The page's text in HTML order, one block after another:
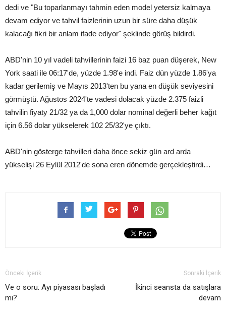
dedi ve "Bu toparlanmayı tahmin eden model yetersiz kalmaya
devam ediyor ve tahvil faizlerinin uzun bir süre daha düşük
kalacağı fikri bir anlam ifade ediyor" şeklinde görüş bildirdi.
ABD'nin 10 yıl vadeli tahvillerinin faizi 16 baz puan düşerek, New
York saati ile 06:17'de, yüzde 1.98'e indi. Faiz dün yüzde 1.86'ya
kadar gerilemiş ve Mayıs 2013'ten bu yana en düşük seviyesini
görmüştü. Ağustos 2024'te vadesi dolacak yüzde 2.375 faizli
tahvilin fiyaty 21/32 ya da 1,000 dolar nominal değerli beher kağıt
için 6.56 dolar yükselerek 102 25/32'ye çıktı.
ABD'nin gösterge tahvilleri daha önce sekiz gün ard arda
yükselişi 26 Eylül 2012'de sona eren dönemde gerçekleştirdi…
Önceki İçerik
Ve o soru: Ayı piyasası başladı
mı?
Sonraki İçerik
İkinci seansta da satışlara
devam